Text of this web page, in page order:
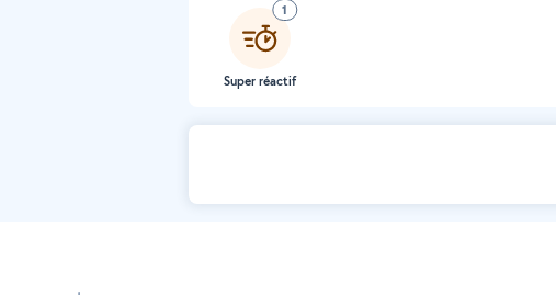
1
Super réactif